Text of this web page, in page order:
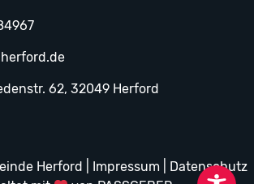
62, 32049 Herford
Herford | Impressum
Datenschutz